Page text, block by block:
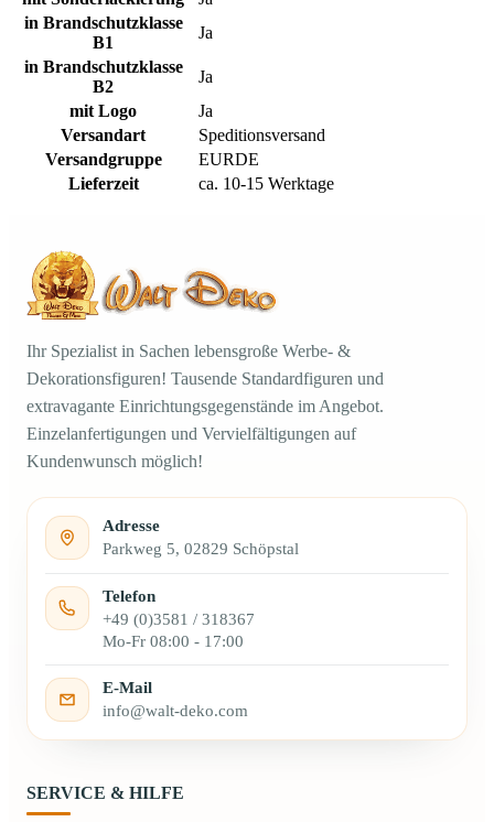
in Brandschutzklasse
B1
Ja
in Brandschutzklasse
B2
Ja
mit Logo
Ja
Versandart
Speditionsversand
Versandgruppe
EURDE
Lieferzeit
ca. 10-15 Werktage
Ihr Spezialist in Sachen lebensgroße Werbe- &
Dekorationsfiguren! Tausende Standardfiguren und
extravagante Einrichtungsgegenstände im Angebot.
Einzelanfertigungen und Vervielfältigungen auf
Kundenwunsch möglich!
Adresse
Parkweg 5, 02829 Schöpstal
Telefon
+49 (0)3581 / 318367
Mo-Fr 08:00 - 17:00
E-Mail
info@walt-deko.com
SERVICE & HILFE